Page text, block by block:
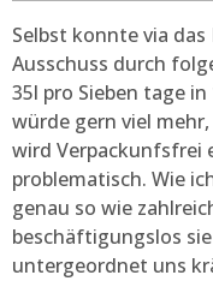
Selbst konnte via
Ausschuss durch
35l pro Sieben tage
würde gern viel
wird Verpackunfsfrei
problematisch. Wie
genau so wie
beschäftigungslos
untergeordnet uns